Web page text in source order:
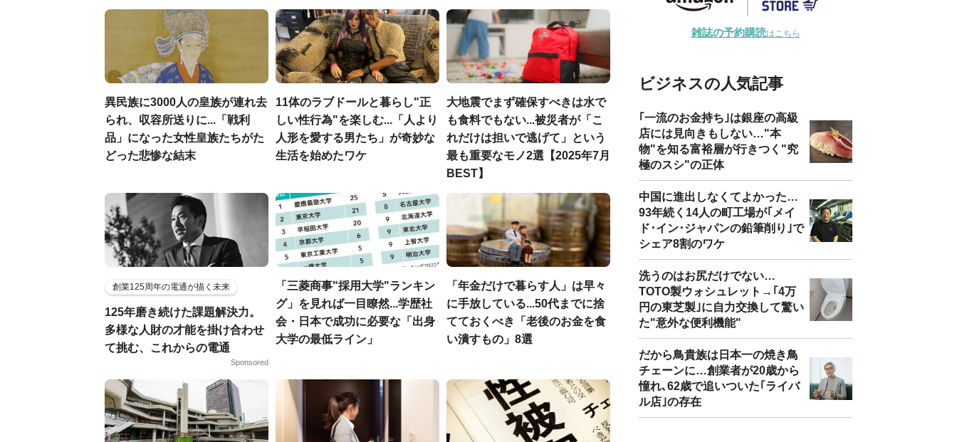
異民族に3000人の皇族が連れ去
られ、収容所送りに...「戦利
品」になった女性皇族たちがた
どった悲惨な結末
11体のラブドールと暮らし"正
しい性行為"を楽しむ...「人より
人形を愛する男たち」が奇妙な
生活を始めたワケ
大地震でまず確保すべきは水で
も食料でもない...被災者が「こ
れだけは担いで逃げて」という
最も重要なモノ2選【2025年7月
BEST】
創業125周年の電通が描く未来
125年磨き続けた課題解決力。
多様な人財の才能を掛け合わせ
て挑む、これからの電通
Sponsored
「三菱商事"採用大学"ランキン
グ」を見れば一目瞭然...学歴社
会・日本で成功に必要な「出身
大学の最低ライン」
「年金だけで暮らす人」は早々
に手放している...50代までに捨
てておくべき「老後のお金を食
い潰すもの」8選
雑誌の予約購読はこちら
ビジネスの人気記事
｢一流のお金持ち｣は銀座の高級
店には見向きもしない…"本
物"を知る富裕層が行きつく"究
極のスシ"の正体
中国に進出しなくてよかった…
93年続く14人の町工場が｢メイ
ド･イン･ジャパンの鉛筆削り｣で
シェア8割のワケ
洗うのはお尻だけでない…
TOTO製ウォシュレット→｢4万
円の東芝製｣に自力交換して驚い
た"意外な便利機能"
だから鳥貴族は日本一の焼き鳥
チェーンに…創業者が20歳から
憧れ､62歳で追いついた｢ライバ
ル店｣の存在